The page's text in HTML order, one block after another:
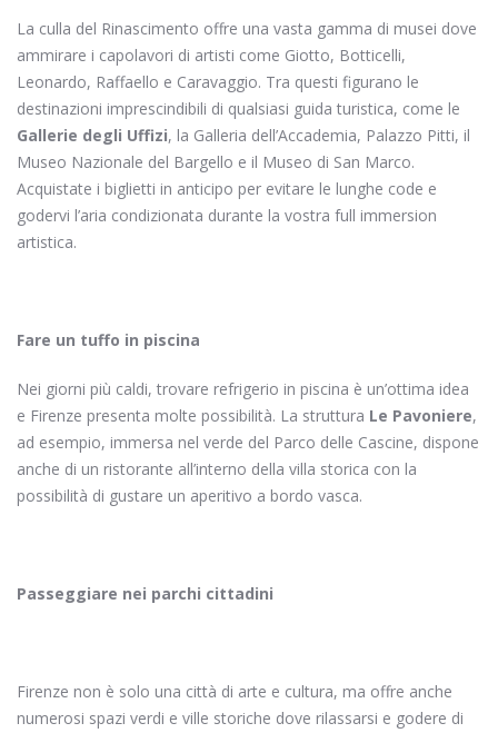
La culla del Rinascimento offre una vasta gamma di musei dove
ammirare i capolavori di artisti come Giotto, Botticelli,
Leonardo, Raffaello e Caravaggio. Tra questi figurano le
destinazioni imprescindibili di qualsiasi guida turistica, come le
Gallerie degli Uffizi, la Galleria dell’Accademia, Palazzo Pitti, il
Museo Nazionale del Bargello e il Museo di San Marco.
Acquistate i biglietti in anticipo per evitare le lunghe code e
godervi l’aria condizionata durante la vostra full immersion
artistica.
Fare un tuffo in piscina
Nei giorni più caldi, trovare refrigerio in piscina è un’ottima idea
e Firenze presenta molte possibilità. La struttura Le Pavoniere,
ad esempio, immersa nel verde del Parco delle Cascine, dispone
anche di un ristorante all’interno della villa storica con la
possibilità di gustare un aperitivo a bordo vasca.
Passeggiare nei parchi cittadini
Firenze non è solo una città di arte e cultura, ma offre anche
numerosi spazi verdi e ville storiche dove rilassarsi e godere di